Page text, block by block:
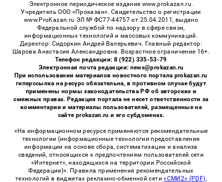
Электронное периодическое издание www.prokazan.ru.
Учредитель ООО «Проказан». Cвидетельство о регистрации
www.ProKazan.ru ЭЛ № ФС77-44757 от 25.04.2011, выдано
Федеральной службой по надзору в сфере связи,
информационных технологий и массовых коммуникаций.
Директор: Сидоркин Андрей Валерьевич. Главный редактор:
Шарова Анастасия Александровна. Возрастное ограничение 16+.
Телефон редакции: 8 (922) 335-53-79
Электронная почта редакции: news@prokazan.ru
При использовании материалов новостного портала prokazan.ru
гиперссылка на ресурс обязательна, в противном случае будут
применены нормы законодательства РФ об авторских и
смежных правах. Редакция портала не несет ответственности за
комментарии и материалы пользователей, размещенные на
сайте prokazan.ru и его субдоменах.
«На информационном ресурсе применяются рекомендательные
технологии (информационные технологии предоставления
информации на основе сбора, систематизации и анализа
сведений, относящихся к предпочтениям пользователей сети
«Интернет», находящихся на территории Российской
Федерации)». Правила применения рекомендательных
технологий в виджетах рекламно-обменной сети«СМИ2» (PDF),